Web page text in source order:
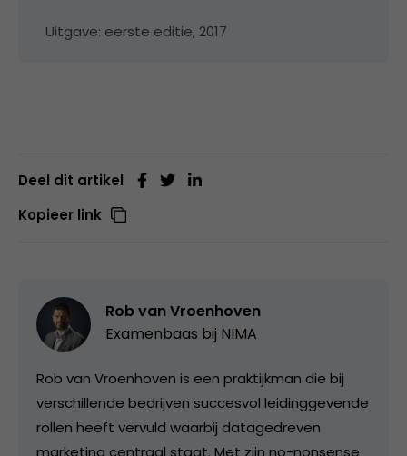
Uitgave: eerste editie, 2017
Deel dit artikel
Kopieer link
Rob van Vroenhoven
Examenbaas bij NIMA
Rob van Vroenhoven is een praktijkman die bij
verschillende bedrijven succesvol leidinggevende
rollen heeft vervuld waarbij datagedreven
marketing centraal staat. Met zijn no-nonsense